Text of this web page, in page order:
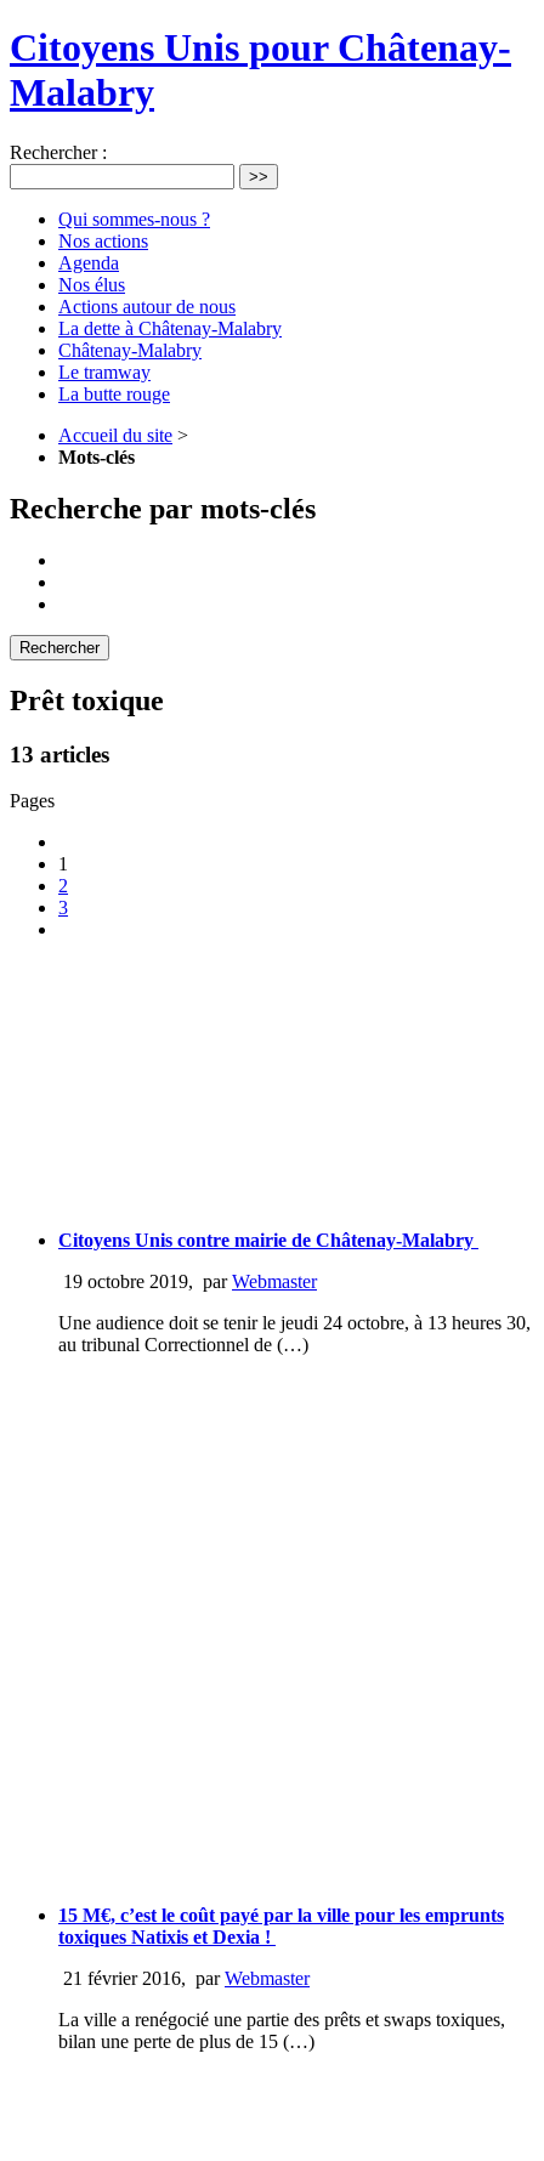
Citoyens Unis pour Châtenay-
Malabry
Rechercher :
>>
Qui sommes-nous ?
Nos actions
Agenda
Nos élus
Actions autour de nous
La dette à Châtenay-Malabry
Châtenay-Malabry
Le tramway
La butte rouge
Accueil du site >
Mots-clés
Recherche par mots-clés
Prêt toxique
13 articles
Pages
1
2
3
Citoyens Unis contre mairie de Châtenay-Malabry
19 octobre 2019, parWebmaster
Une audience doit se tenir le jeudi 24 octobre, à 13 heures 30,
au tribunal Correctionnel de (…)
15 M€, c’est le coût payé par la ville pour les emprunts
toxiques Natixis et Dexia !
21 février 2016, parWebmaster
La ville a renégocié une partie des prêts et swaps toxiques,
bilan une perte de plus de 15 (…)